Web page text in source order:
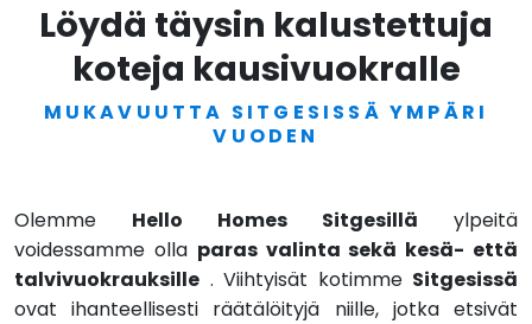
Löydä täysin kalustettuja
koteja kausivuokralle
MUKAVUUTTA SITGESISSÄ YMPÄRI
VUODEN
Olemme Hello Homes Sitgesillä ylpeitä
voidessamme olla paras valinta sekä kesä- että
talvivuokrauksille . Viihtyisät kotimme Sitgesissä
ovat ihanteellisesti räätälöityjä niille, jotka etsivät